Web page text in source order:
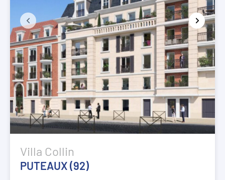
Villa Collin
PUTEAUX (92)